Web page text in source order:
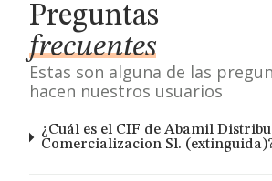
Preguntas
frecuentes
Estas son alguna de las
hacen nuestros usuarios
¿Cuál es el CIF de Abamil
Comercializacion Sl.